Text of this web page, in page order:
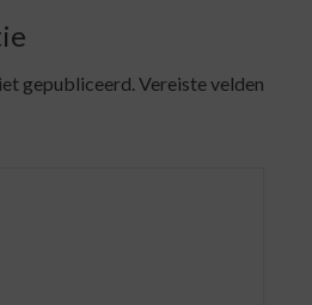
gepubliceerd.Vereiste velden